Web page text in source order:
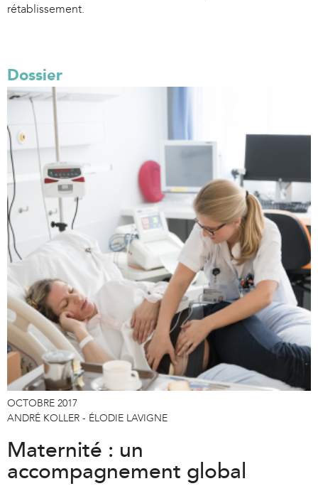
rétablissement.
Dossier
OCTOBRE 2017
ANDRÉ KOLLER - ÉLODIE LAVIGNE
Maternité : un
accompagnement global